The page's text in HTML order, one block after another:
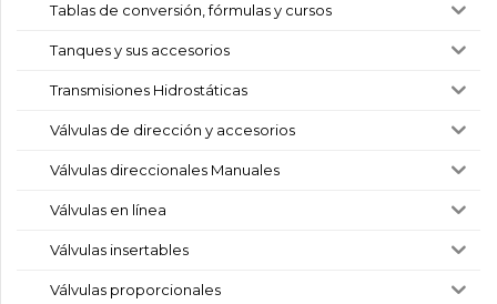
Tablas de conversión, fórmulas y cursos
Tanques y sus accesorios
Transmisiones Hidrostáticas
Válvulas de dirección y accesorios
Válvulas direccionales Manuales
Válvulas en línea
Válvulas insertables
Válvulas proporcionales